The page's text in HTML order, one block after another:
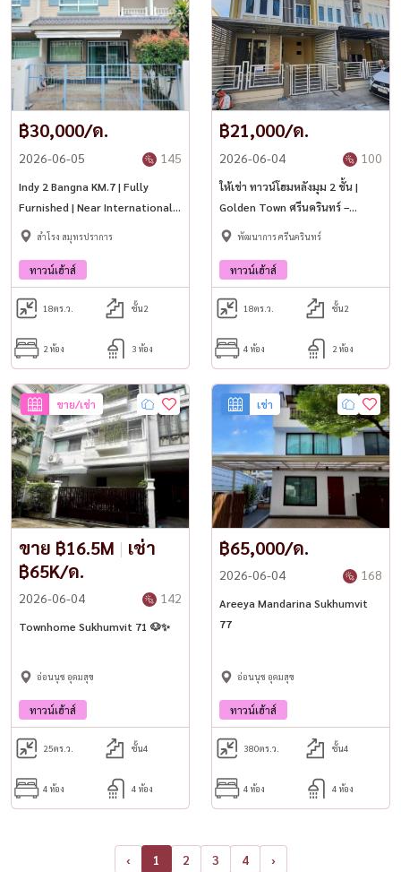
฿30,000/ด.
2026-06-05 145
Indy 2 Bangna KM.7 | Fully
Furnished | Near International
Schools
สำโรง สมุทรปราการ
ทาวน์เฮ้าส์
18ตร.ว. ชั้น2
2 ห้อง 3 ห้อง
฿21,000/ด.
2026-06-04 100
ให้เช่า ทาวน์โฮมหลังมุม 2 ชั้น |
Golden Town ศรีนครินทร์ –
สุขุมวิท ✨
พัฒนาการ ศรีนครินทร์
ทาวน์เฮ้าส์
18ตร.ว. ชั้น2
4 ห้อง 2 ห้อง
ขาย/เช่า
ขาย ฿16.5M | เช่า
฿65K/ด.
2026-06-04 142
Townhome Sukhumvit 71 🐶✨
อ่อนนุช อุดมสุข
ทาวน์เฮ้าส์
25ตร.ว. ชั้น4
4 ห้อง 4 ห้อง
เช่า
฿65,000/ด.
2026-06-04 168
Areeya Mandarina Sukhumvit
77
อ่อนนุช อุดมสุข
ทาวน์เฮ้าส์
380ตร.ว. ชั้น4
4 ห้อง 4 ห้อง
‹ 1 2 3 4 ›